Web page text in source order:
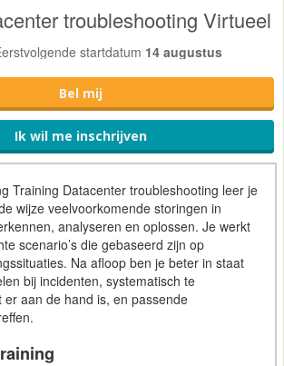
troubleshooting Virtueel
startdatum 14 augustus
Bel mij
Ik wil me inschrijven
Training Datacenter troubleshooting leer je
wijze veelvoorkomende storingen in
analyseren en oplossen. Je werkt
scenario’s die gebaseerd zijn op
Na afloop ben je beter in staat
bij incidenten, systematisch te
er aan de hand is, en passende